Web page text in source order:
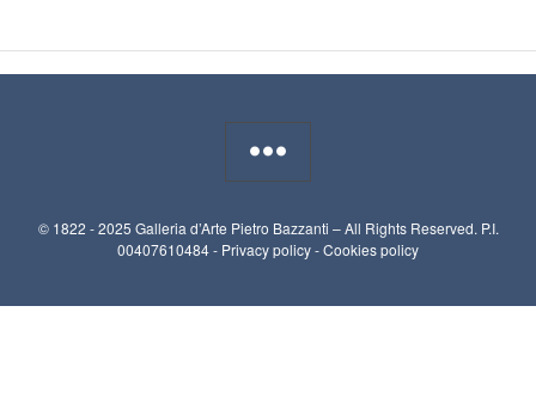
© 1822 - 2025 Galleria d’Arte Pietro Bazzanti – All Rights Reserved. P.I.
00407610484 - Privacy policy-Cookies policy